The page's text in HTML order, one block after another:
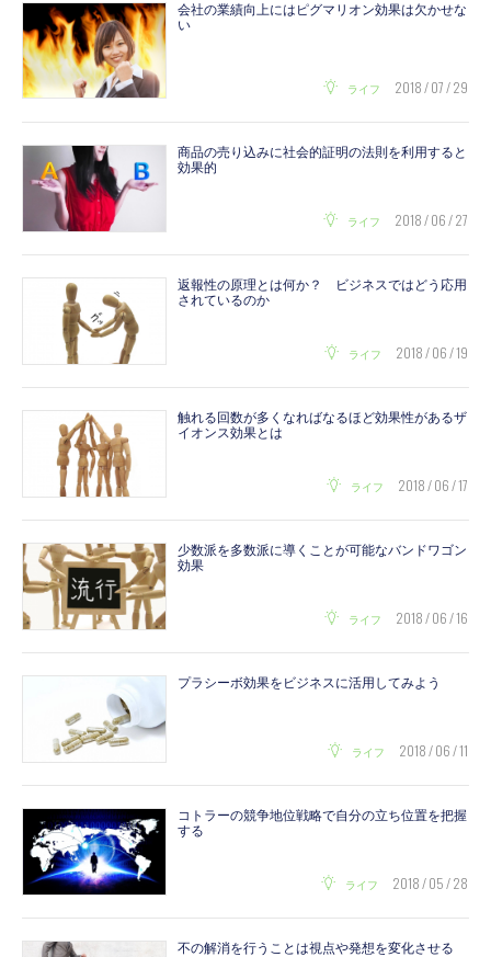
会社の業績向上にはピグマリオン効果は欠かせな
い
ライフ 2018 / 07 / 29
商品の売り込みに社会的証明の法則を利用すると
効果的
ライフ 2018 / 06 / 27
返報性の原理とは何か？ ビジネスではどう応用
されているのか
ライフ 2018 / 06 / 19
触れる回数が多くなればなるほど効果性があるザ
イオンス効果とは
ライフ 2018 / 06 / 17
少数派を多数派に導くことが可能なバンドワゴン
効果
ライフ 2018 / 06 / 16
プラシーボ効果をビジネスに活用してみよう
ライフ 2018 / 06 / 11
コトラーの競争地位戦略で自分の立ち位置を把握
する
ライフ 2018 / 05 / 28
不の解消を行うことは視点や発想を変化させる